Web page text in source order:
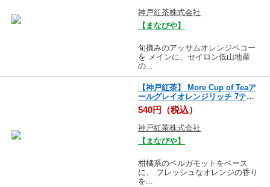
神戸紅茶株式会社
【まなびや】
旬摘みのアッサムオレンジペコー
を メインに、セイロン低山地産
の...
【神戸紅茶】 More Cup of Teaア
ールグレイオレンジリッチ 7ティ
ーバッグス
540円（税込）
神戸紅茶株式会社
【まなびや】
柑橘系のベルガモットをベース
に、 フレッシュなオレンジの香り
を...